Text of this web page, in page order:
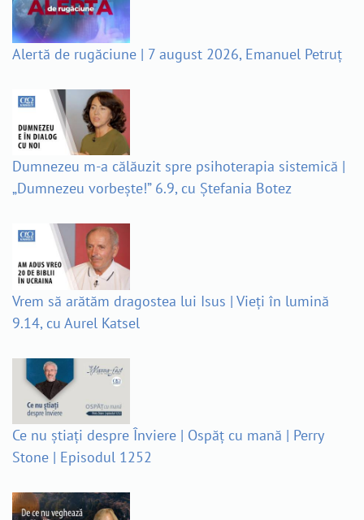
Alertă de rugăciune | 7 august 2026, Emanuel Petruț
Dumnezeu m-a călăuzit spre psihoterapia sistemică |
„Dumnezeu vorbește!” 6.9, cu Ștefania Botez
Vrem să arătăm dragostea lui Isus | Vieți în lumină
9.14, cu Aurel Katsel
Ce nu știați despre Înviere | Ospăț cu mană | Perry
Stone | Episodul 1252